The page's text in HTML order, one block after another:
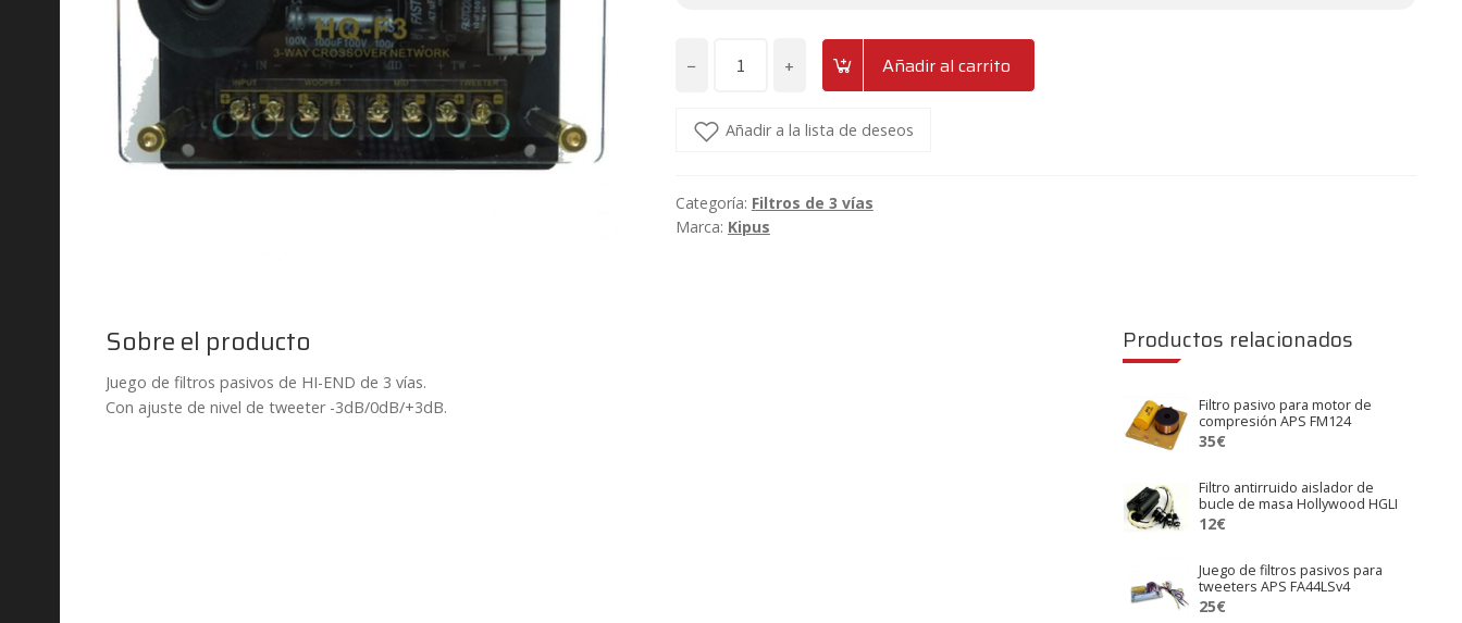
−
filtros
end
de
+ Añadir al carrito
Añadir a la lista de deseos
Categoría: Filtros de 3 vías
Marca: Kipus
Sobre el producto
Juego de filtros pasivos de HI-END de 3 vías.
Con ajuste de nivel de tweeter -3dB/0dB/+3dB.
Productos relacionados
Filtro pasivo para motor de
compresión APS FM124
35€
Filtro antirruido aislador de
bucle de masa Hollywood HGLI
12€
Juego de filtros pasivos para
tweeters APS FA44LSv4
25€